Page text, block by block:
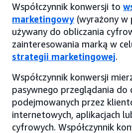
Współczynnik konwersji to
marketingowy (wyrażony w
używany do obliczania
zainteresowania marką w
strategii marketingowej.
Współczynnik konwersji
pasywnego przeglądania do
podejmowanych przez
internetowych, aplikacjach
cyfrowych. Współczynnik